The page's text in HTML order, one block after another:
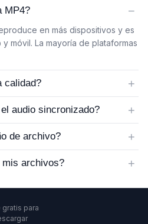
MP4? −
en más dispositivos y es
móvil. La mayoría de plataformas
calidad? +
audio sincronizado? +
de archivo? +
mis archivos? +
gratis para